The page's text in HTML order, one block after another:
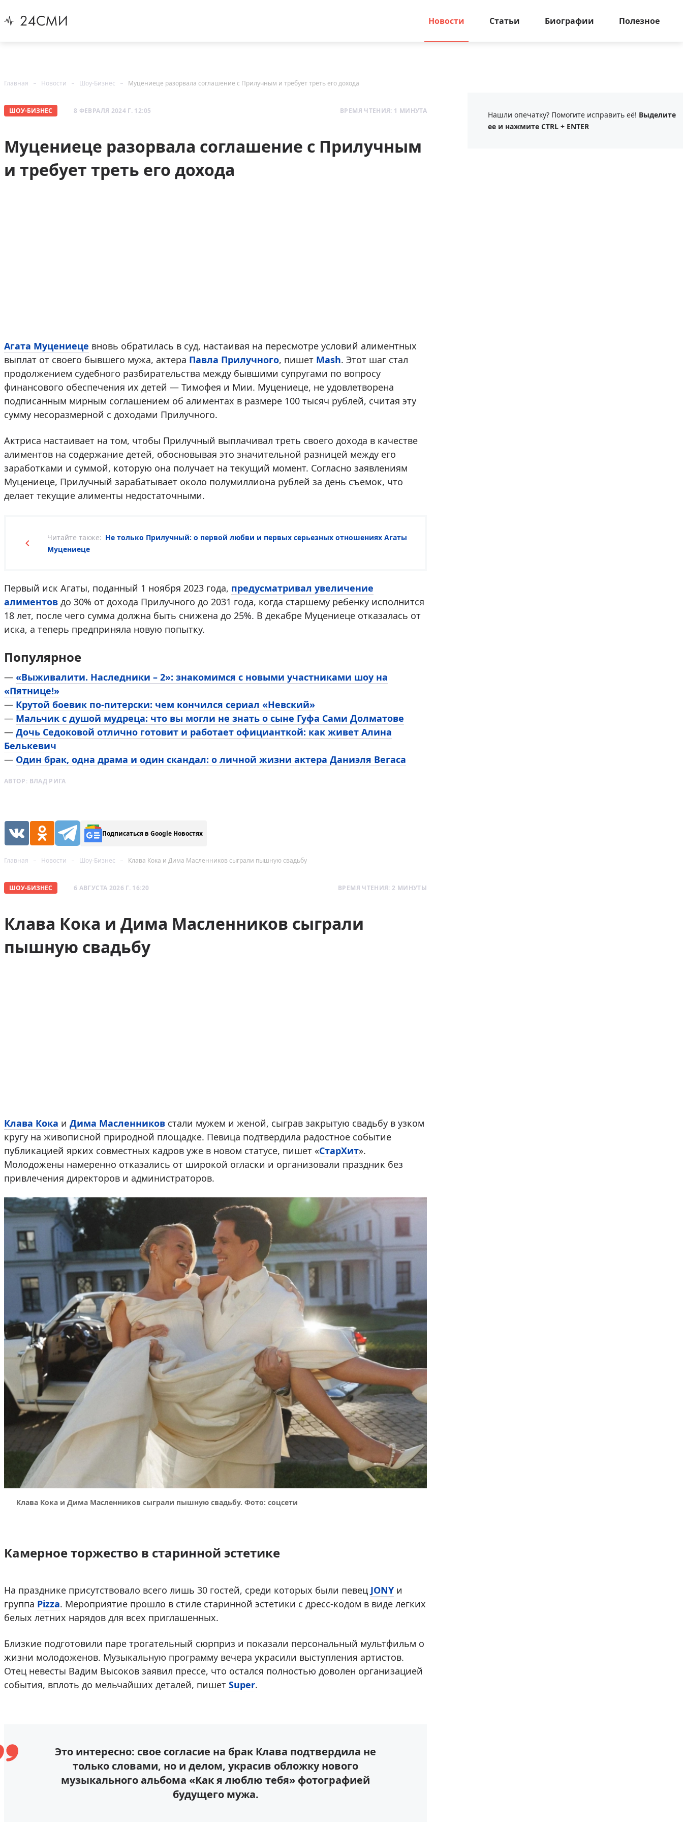
Новости Статьи Биографии Полезное
Главная Новости Шоу-Бизнес Муцениеце разорвала соглашение с Прилучным и требует треть его дохода
ШОУ-БИЗНЕС 8 ФЕВРАЛЯ 2024 Г. 12:05 ВРЕМЯ ЧТЕНИЯ: 1 МИНУТА
Муцениеце разорвала соглашение с Прилучным
и требует треть его дохода
Агата Муцениеце вновь обратилась в суд, настаивая на пересмотре условий алиментных
выплат от своего бывшего мужа, актера Павла Прилучного, пишет Mash. Этот шаг стал
продолжением судебного разбирательства между бывшими супругами по вопросу
финансового обеспечения их детей — Тимофея и Мии. Муцениеце, не удовлетворена
подписанным мирным соглашением об алиментах в размере 100 тысяч рублей, считая эту
сумму несоразмерной с доходами Прилучного.
Актриса настаивает на том, чтобы Прилучный выплачивал треть своего дохода в качестве
алиментов на содержание детей, обосновывая это значительной разницей между его
заработками и суммой, которую она получает на текущий момент. Согласно заявлениям
Муцениеце, Прилучный зарабатывает около полумиллиона рублей за день съемок, что
делает текущие алименты недостаточными.
Читайте также: Не только Прилучный: о первой любви и первых серьезных отношениях Агаты
Муцениеце
Первый иск Агаты, поданный 1 ноября 2023 года, предусматривал увеличение
алиментов до 30% от дохода Прилучного до 2031 года, когда старшему ребенку исполнится
18 лет, после чего сумма должна быть снижена до 25%. В декабре Муцениеце отказалась от
иска, а теперь предприняла новую попытку.
Популярное
— «Выживалити. Наследники – 2»: знакомимся с новыми участниками шоу на
«Пятнице!»
— Крутой боевик по-питерски: чем кончился сериал «Невский»
— Мальчик с душой мудреца: что вы могли не знать о сыне Гуфа Сами Долматове
— Дочь Седоковой отлично готовит и работает официанткой: как живет Алина
Белькевич
— Один брак, одна драма и один скандал: о личной жизни актера Даниэля Вегаса
АВТОР: ВЛАД РИГА
Подписаться в Google Новостях
Главная Новости Шоу-Бизнес Клава Кока и Дима Масленников сыграли пышную свадьбу
ШОУ-БИЗНЕС 6 АВГУСТА 2026 Г. 16:20 ВРЕМЯ ЧТЕНИЯ: 2 МИНУТЫ
Клава Кока и Дима Масленников сыграли
пышную свадьбу
Клава Кока и Дима Масленников стали мужем и женой, сыграв закрытую свадьбу в узком
кругу на живописной природной площадке. Певица подтвердила радостное событие
публикацией ярких совместных кадров уже в новом статусе, пишет «СтарХит».
Молодожены намеренно отказались от широкой огласки и организовали праздник без
привлечения директоров и администраторов.
Клава Кока и Дима Масленников сыграли пышную свадьбу. Фото: соцсети
Камерное торжество в старинной эстетике
На празднике присутствовало всего лишь 30 гостей, среди которых были певец JONY и
группа Pizza. Мероприятие прошло в стиле старинной эстетики с дресс-кодом в виде легких
белых летних нарядов для всех приглашенных.
Близкие подготовили паре трогательный сюрприз и показали персональный мультфильм о
жизни молодоженов. Музыкальную программу вечера украсили выступления артистов.
Отец невесты Вадим Высоков заявил прессе, что остался полностью доволен организацией
события, вплоть до мельчайших деталей, пишет Super.
Это интересно: свое согласие на брак Клава подтвердила не
только словами, но и делом, украсив обложку нового
музыкального альбома «Как я люблю тебя» фотографией
будущего мужа.
Нашли опечатку? Помогите исправить её! Выделите
ее и нажмите CTRL + ENTER